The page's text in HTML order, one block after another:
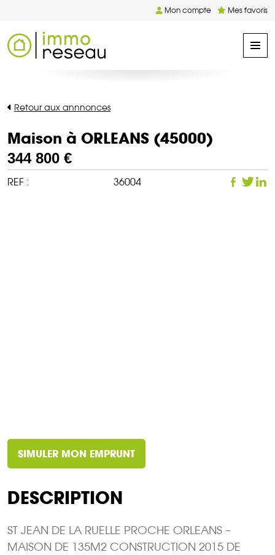
Mon compte Mes favoris
Retour aux annnonces
Maison à ORLEANS (45000)
344 800 €
REF : 36004
SIMULER MON EMPRUNT
DESCRIPTION
ST JEAN DE LA RUELLE PROCHE ORLEANS –
MAISON DE 135M2 CONSTRUCTION 2015 DE